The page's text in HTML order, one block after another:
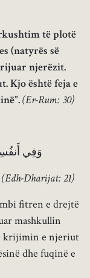
të plotë
(natyrës së
njerëzit.
Kjo është feja e
(Er-Rum: 30)
وَفِي
(Edh-Dharijat: 21)
fitren e drejtë
mashkullin
krijimin e njeriut
dhe fuqinë e